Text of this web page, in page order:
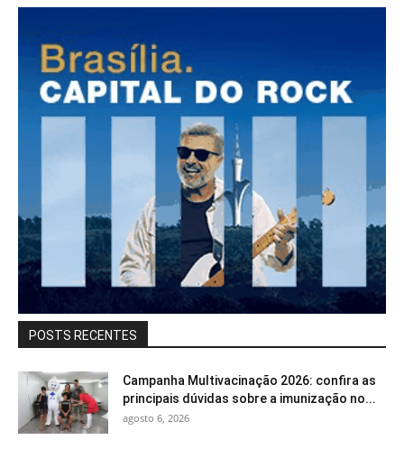
POSTS RECENTES
Campanha Multivacinação 2026: confira as
principais dúvidas sobre a imunização no...
agosto 6, 2026